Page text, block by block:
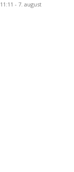
11:11 - 7. august